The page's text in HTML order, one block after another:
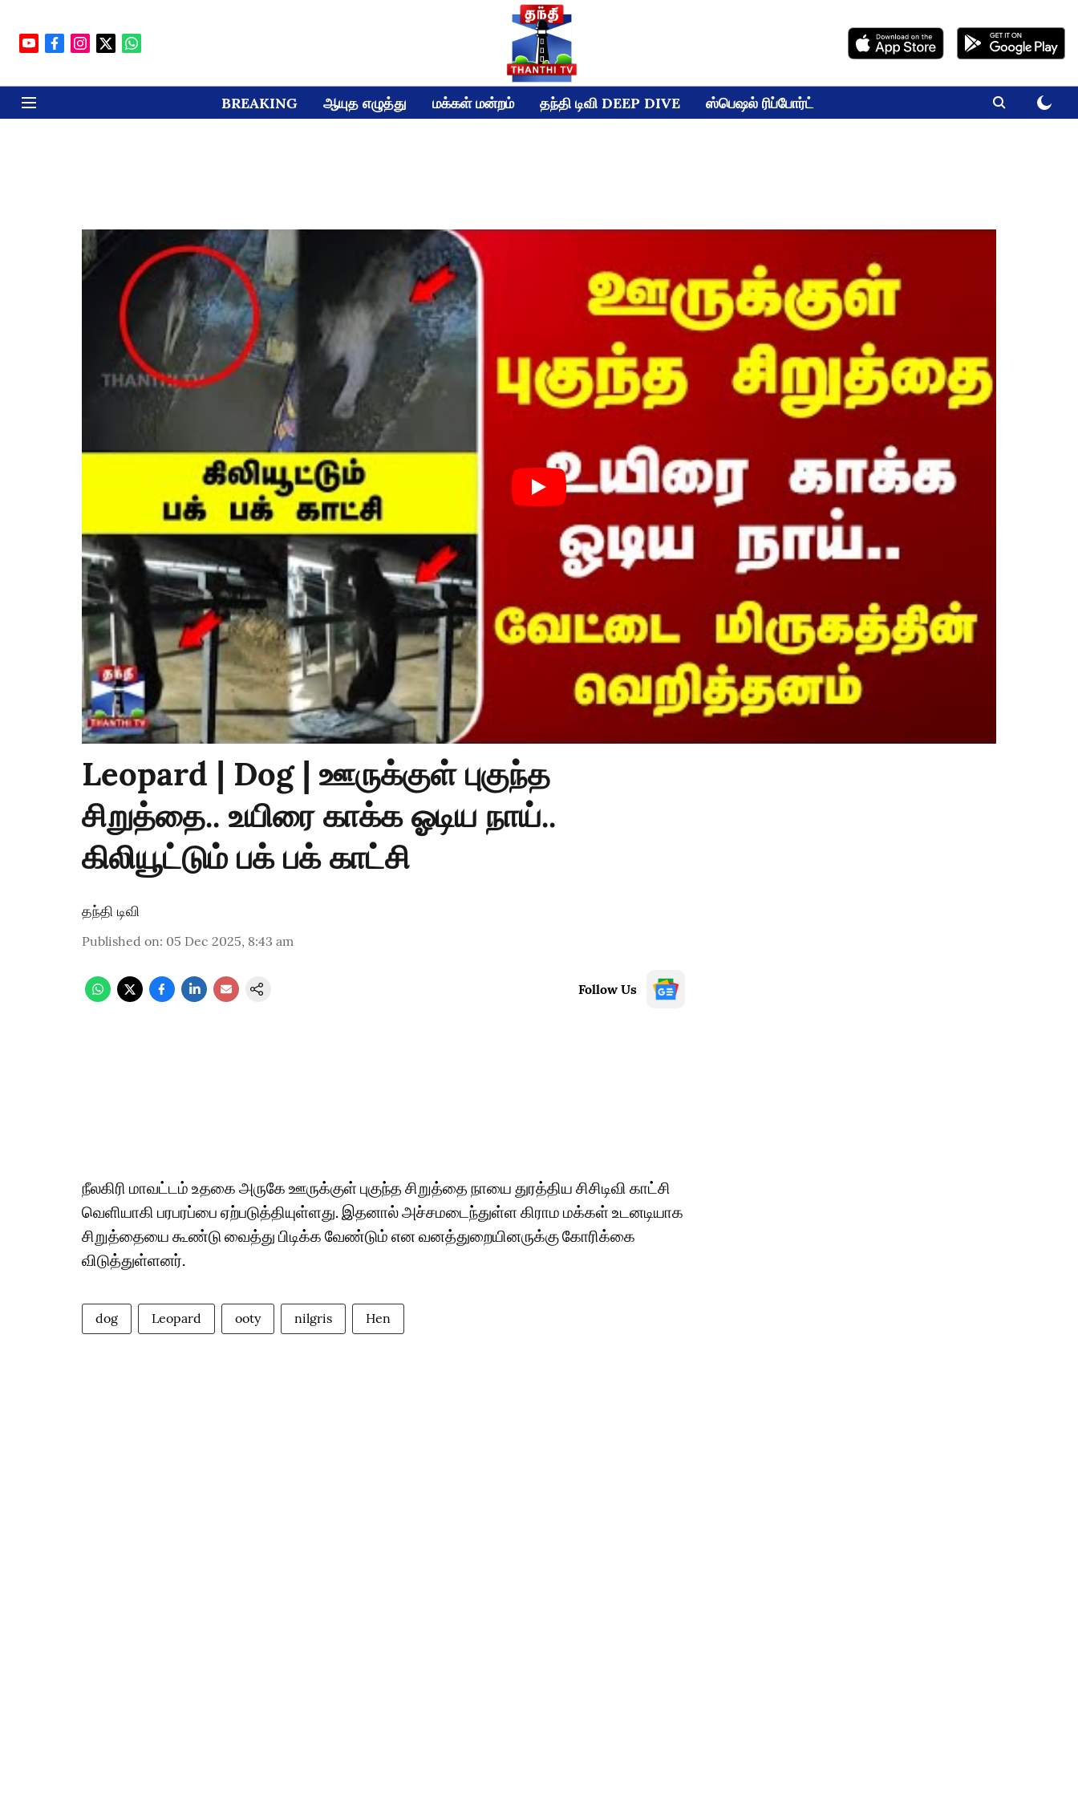
BREAKING ஆயுத எழுத்து மக்கள் மன்றம் தந்தி டிவி DEEP DIVE ஸ்பெஷல் ரிப்போர்ட்
Leopard | Dog | ஊருக்குள் புகுந்த
சிறுத்தை.. உயிரை காக்க ஓடிய நாய்..
கிலியூட்டும் பக் பக் காட்சி
தந்தி டிவி
Published on: 05 Dec 2025, 8:43 am
Follow Us
நீலகிரி மாவட்டம் உதகை அருகே ஊருக்குள் புகுந்த சிறுத்தை நாயை துரத்திய சிசிடிவி காட்சி
வெளியாகி பரபரப்பை ஏற்படுத்தியுள்ளது. இதனால் அச்சமடைந்துள்ள கிராம மக்கள் உடனடியாக
சிறுத்தையை கூண்டு வைத்து பிடிக்க வேண்டும் என வனத்துறையினருக்கு கோரிக்கை
விடுத்துள்ளனர்.
dog Leopard ooty nilgris Hen